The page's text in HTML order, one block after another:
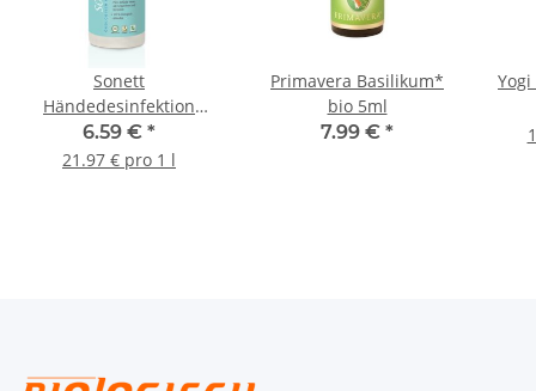
Sonett
Händedesinfektion
Spender 300ml
6.59 € *
21.97 € pro 1 l
Primavera Basilikum*
bio 5ml
7.99 € *
Yogi